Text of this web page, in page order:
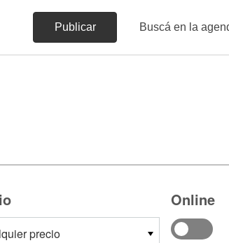
Publicar Buscá en la
Online